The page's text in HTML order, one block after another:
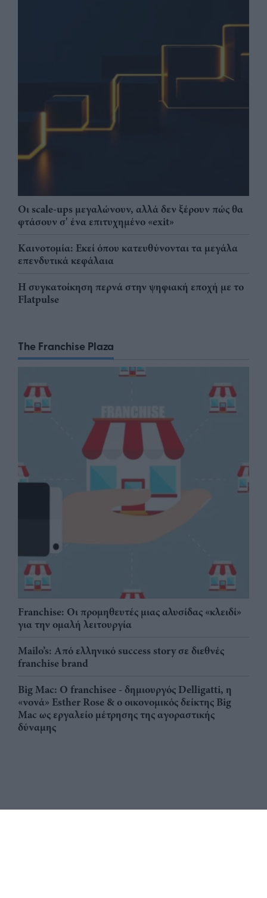
Οι scale-ups μεγαλώνουν, αλλά δεν ξέρουν πώς θα
φτάσουν σ' ένα επιτυχημένο «exit»
Καινοτομία: Εκεί όπου κατευθύνονται τα μεγάλα
επενδυτικά κεφάλαια
Η συγκατοίκηση περνά στην ψηφιακή εποχή με το
Flatpulse
The Franchise Plaza
Franchise: Οι προμηθευτές μιας αλυσίδας «κλειδί»
για την ομαλή λειτουργία
Mailo’s: Από ελληνικό success story σε διεθνές
franchise brand
Big Mac: Ο franchisee - δημιουργός Delligatti, η
«νονά» Esther Rose & ο οικονομικός δείκτης Big
Mac ως εργαλείο μέτρησης της αγοραστικής
δύναμης